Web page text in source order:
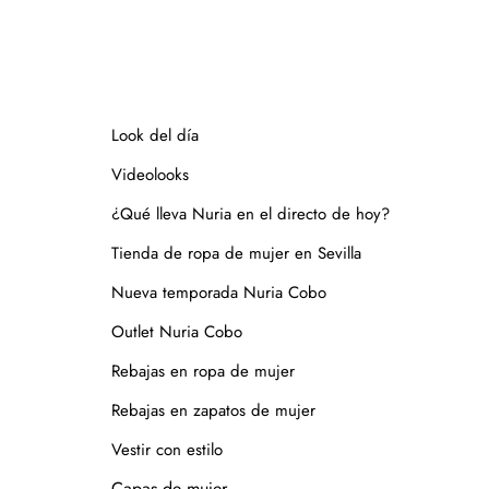
con materiales naturales como piel o yute, que requieren
cepillo para eliminar la suciedad, limpiar con un paño
específicos para calzado de piel. Guarda en lugar
o con horma), alejados de fuentes de calor.
mojar la suela. En caso de roce, usa un cepillo suave en
su caja o funda de tela, para que se conserven como el
Look del día
Videolooks
¿Qué lleva Nuria en el directo de hoy?
Tienda de ropa de mujer en Sevilla
Nueva temporada Nuria Cobo
Outlet Nuria Cobo
Rebajas en ropa de mujer
Rebajas en zapatos de mujer
Vestir con estilo